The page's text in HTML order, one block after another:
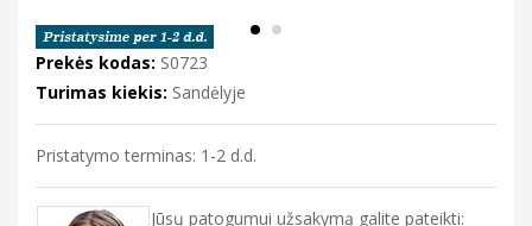
Prekės kodas: S0723
Turimas kiekis: Sandėlyje
Pristatymo terminas: 1-2 d.d.
Jūsų patogumui užsakymą galite pateikti: